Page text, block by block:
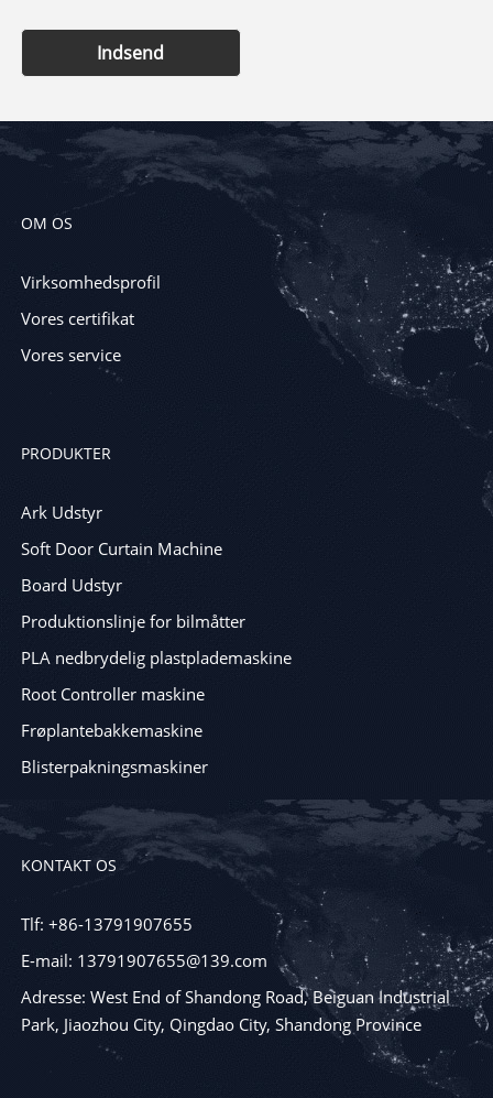
Indsend
OM OS
Virksomhedsprofil
Vores certifikat
Vores service
PRODUKTER
Ark Udstyr
Soft Door Curtain Machine
Board Udstyr
Produktionslinje for bilmåtter
PLA nedbrydelig plastplademaskine
Root Controller maskine
Frøplantebakkemaskine
Blisterpakningsmaskiner
KONTAKT OS
Tlf: +86-13791907655
E-mail: 13791907655@139.com
Adresse: West End of Shandong Road, Beiguan Industrial
Park, Jiaozhou City, Qingdao City, Shandong Province